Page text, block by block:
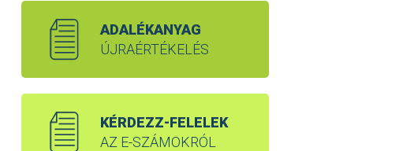
ADALÉKANYAG
ÚJRAÉRTÉKELÉS
KÉRDEZZ-FELELEK
AZ E-SZÁMOKRÓL